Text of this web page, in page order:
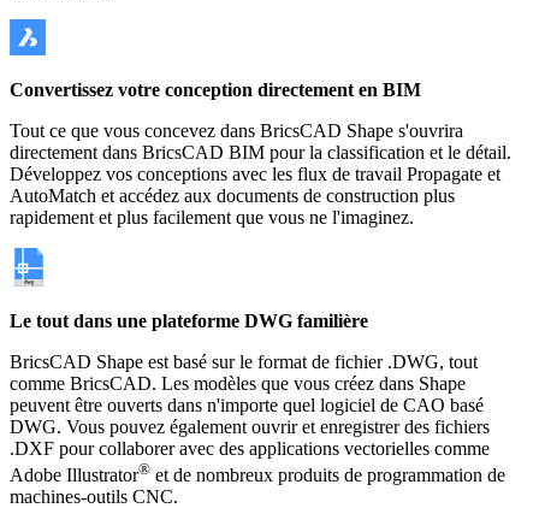
Convertissez votre conception directement en BIM
Tout ce que vous concevez dans BricsCAD Shape s'ouvrira
directement dans BricsCAD BIM pour la classification et le détail.
Développez vos conceptions avec les flux de travail Propagate et
AutoMatch et accédez aux documents de construction plus
rapidement et plus facilement que vous ne l'imaginez.
Le tout dans une plateforme DWG familière
BricsCAD Shape est basé sur le format de fichier .DWG, tout
comme BricsCAD. Les modèles que vous créez dans Shape
peuvent être ouverts dans n'importe quel logiciel de CAO basé
DWG. Vous pouvez également ouvrir et enregistrer des fichiers
.DXF pour collaborer avec des applications vectorielles comme
Adobe Illustrator® et de nombreux produits de programmation de
machines-outils CNC.